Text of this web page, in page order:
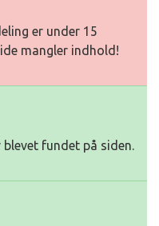
er under 15
mangler indhold!
blevet fundet på siden.